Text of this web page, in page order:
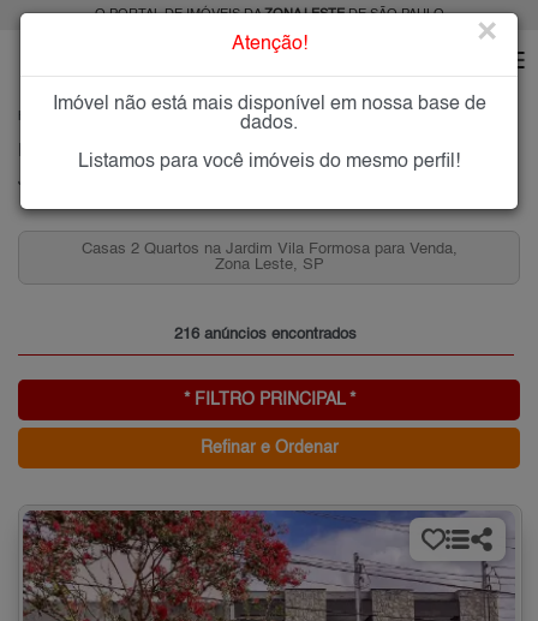
O PORTAL DE IMÓVEIS DAZONA LESTEDE SÃO PAULO
JARDIM VILA FORMOSA
Jardim Vila Formosa, Zona Leste
Casas 2 Quartos na Jardim Vila Formosa para Venda,
Zona Leste, SP
216 anúncios encontrados
* FILTRO PRINCIPAL *
Refinar e Ordenar
Atenção! ×
Imóvel não está mais disponível em nossa base de
dados.
Listamos para você imóveis do mesmo perfil!